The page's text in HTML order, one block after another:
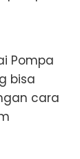
Pompa
bisa
cara